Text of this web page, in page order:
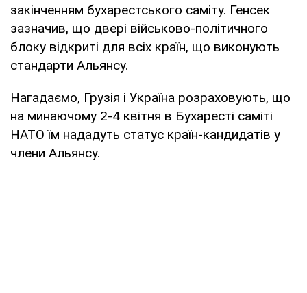
закінченням бухарестського саміту. Генсек
зазначив, що двері військово-політичного
блоку відкриті для всіх країн, що виконують
стандарти Альянсу.
Нагадаємо, Грузія і Україна розраховують, що
на минаючому 2-4 квітня в Бухаресті саміті
НАТО їм нададуть статус країн-кандидатів у
члени Альянсу.